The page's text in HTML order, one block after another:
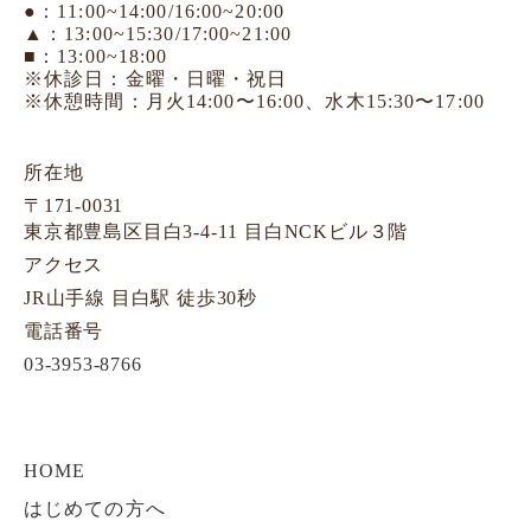
●：11:00~14:00/16:00~20:00
▲：13:00~15:30/17:00~21:00
■：13:00~18:00
※休診日：金曜・日曜・祝日
※休憩時間：月火14:00〜16:00、水木15:30〜17:00
所在地
〒171-0031
東京都豊島区目白3-4-11 目白NCKビル３階
アクセス
JR山手線 目白駅 徒歩30秒
電話番号
03-3953-8766
HOME
はじめての方へ